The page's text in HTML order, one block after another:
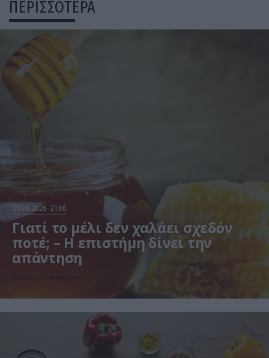
ΠΕΡΙΣΣΟΤΕΡΑ
08.08.2026 21:06
Γιατί το μέλι δεν χαλάει σχεδόν
ποτέ; – Η επιστήμη δίνει την
απάντηση
Πώς πρέπει να αποθηκεύεται